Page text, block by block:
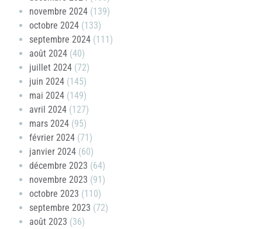
novembre 2024 (139)
octobre 2024 (133)
septembre 2024 (111)
août 2024 (40)
juillet 2024 (72)
juin 2024 (145)
mai 2024 (149)
avril 2024 (127)
mars 2024 (95)
février 2024 (71)
janvier 2024 (60)
décembre 2023 (64)
novembre 2023 (91)
octobre 2023 (110)
septembre 2023 (72)
août 2023 (36)